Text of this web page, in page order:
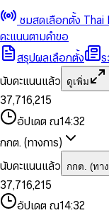
ชมสดเลือกตั้ง Thai
คะแนนตามคำขอ
สรุปผลเลือกตั้ง
นับคะแนนแล้ว
ดูเพิ่ม
0
1
2
3
4
5
6
8
9
0
1
2
3
4
5
6
7
8
9
,
0
1
2
4
6
7
8
9
0
1
2
3
4
5
6
7
8
9
0
1
3
5
6
7
8
9
,
1
2
4
5
7
8
9
0
1
3
4
6
7
8
9
0
2
3
4
5
7
8
อัปเดต ณ14:32
กกต. (ทางการ)
นับคะแนนแล้ว
กกต. (ทา
0
1
2
3
4
5
0
1
2
4
5
6
7
8
9
,
0
1
2
4
6
7
8
9
0
1
2
3
0
1
3
5
6
7
8
,
1
2
4
0
1
3
0
2
3
4
5
7
อัปเดต ณ14:32